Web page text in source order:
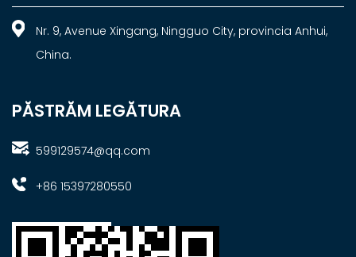
Nr. 9, Avenue Xingang, Ningguo City, provincia Anhui,
China.
PĂSTRĂM LEGĂTURA
599129574@qq.com
+86 15397280550